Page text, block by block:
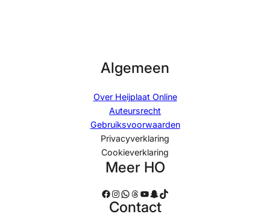
Algemeen
Over Heijplaat Online
Auteursrecht
Gebruiksvoorwaarden
Privacyverklaring
Cookieverklaring
Meer HO
Facebook Instagram WhatsApp Threads YouTube Snapchat TikTok
Contact